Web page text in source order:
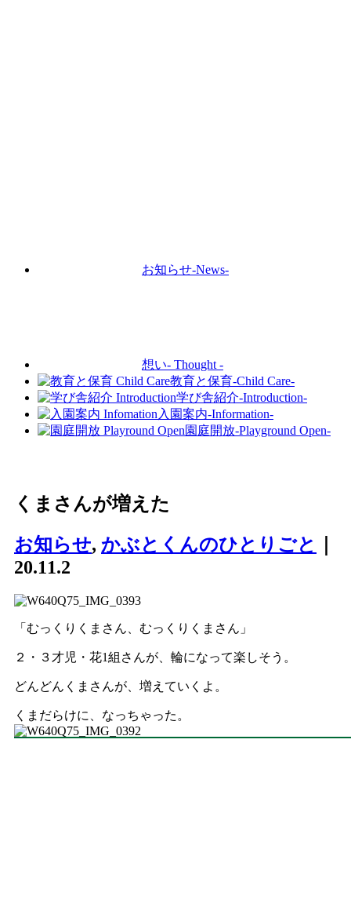
お知らせ-News-
想い- Thought -
教育と保育-Child Care-
学び舎紹介-Introduction-
入園案内-Information-
園庭開放-Playground Open-
くまさんが増えた
お知らせ, かぶとくんのひとりごと
20.11.2
「むっくりくまさん、むっくりくまさん」
２・３才児・花1組さんが、輪になって楽しそう。
どんどんくまさんが、増えていくよ。
くまだらけに、なっちゃった。